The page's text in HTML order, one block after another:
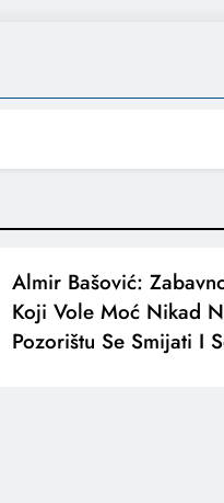
Almir Bašović:
Koji Vole Moć Nikad
Pozorištu Se Smijati I